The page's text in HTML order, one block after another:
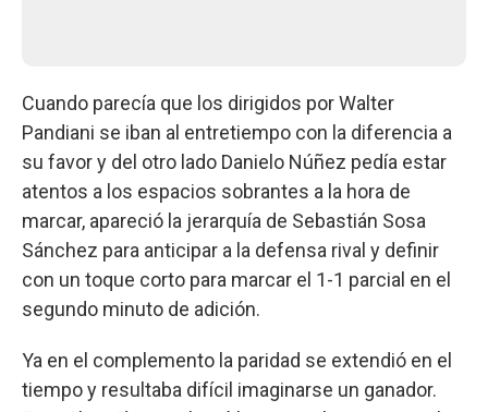
Cuando parecía que los dirigidos por Walter
Pandiani se iban al entretiempo con la diferencia a
su favor y del otro lado Danielo Núñez pedía estar
atentos a los espacios sobrantes a la hora de
marcar, apareció la jerarquía de Sebastián Sosa
Sánchez para anticipar a la defensa rival y definir
con un toque corto para marcar el 1-1 parcial en el
segundo minuto de adición.
Ya en el complemento la paridad se extendió en el
tiempo y resultaba difícil imaginarse un ganador.